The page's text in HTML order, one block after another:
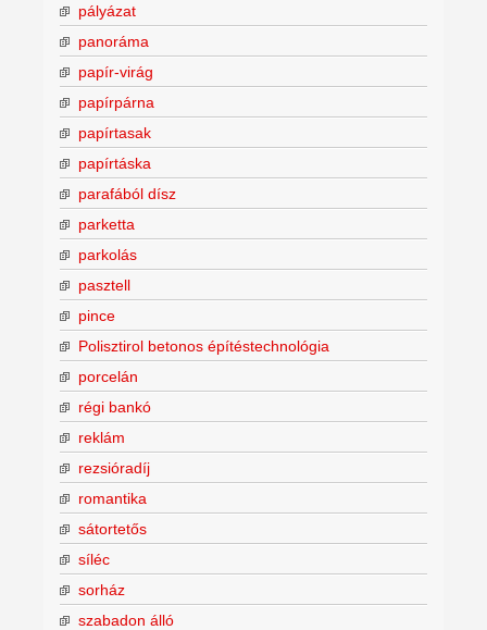
pályázat
panoráma
papír-virág
papírpárna
papírtasak
papírtáska
parafából dísz
parketta
parkolás
pasztell
pince
Polisztirol betonos építéstechnológia
porcelán
régi bankó
reklám
rezsióradíj
romantika
sátortetős
síléc
sorház
szabadon álló